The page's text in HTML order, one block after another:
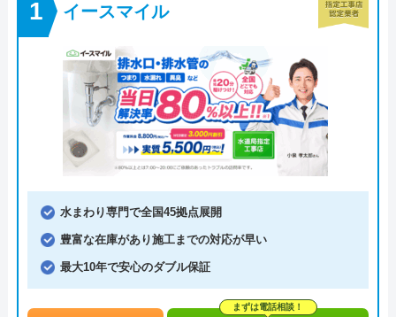
イースマイル
水まわり専門で全国45拠点展開
豊富な在庫があり施工までの対応が早い
最大10年で安心のダブル保証
まずは電話相談！